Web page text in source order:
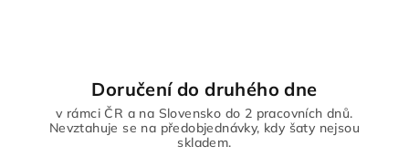
Doručení do druhého dne
v rámci ČR a na Slovensko do 2 pracovních dnů.
Nevztahuje se na předobjednávky, kdy šaty nejsou
skladem.